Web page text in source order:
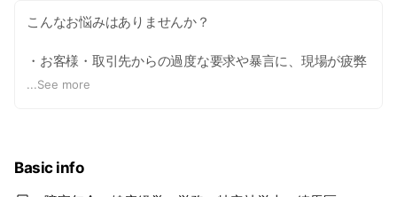
こんなお悩みはありませんか？
・お客様・取引先からの過度な要求や暴言に、現場が疲弊
している。
・「カスハラ対策が必要」とはわかっているが、何から手
...See more
Basic info